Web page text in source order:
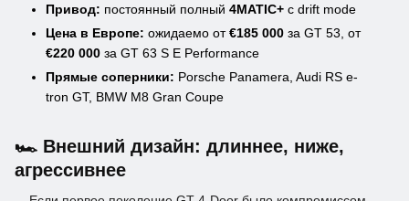
Привод: постоянный полный 4MATIC+ с drift mode
Цена в Европе: ожидаемо от€185 000 за GT 53, от
€220 000 за GT 63 S E Performance
Прямые соперники: Porsche Panamera, Audi RS e-
tron GT, BMW M8 Gran Coupe
🏎️ Внешний дизайн: длиннее, ниже,
агрессивнее